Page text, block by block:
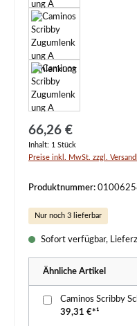
Regulärer Preis:
66,26 €
Inhalt: 1 Stück
Preise inkl. MwSt. zzgl.
Produktnummer:
Nur noch 3 lieferbar
Sofort verfügbar,
Ähnliche Artikel
Caminos Scribby
39,31 €*¹